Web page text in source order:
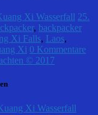
Xi Wasserfall 25.
, backpacker
Xi Falls, Laos,
Xi 0 Kommentare
Xi Wasserfall